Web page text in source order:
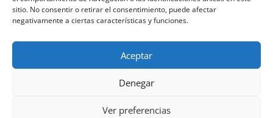
sitio. No consentir o retirar el consentimiento, puede afectar
negativamente a ciertas características y funciones.
Aceptar
Denegar
Ver preferencias
2022(85)
2019(115)